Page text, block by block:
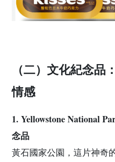
（二）文化紀念品
情感
1. Yellowstone National
念品
黃石國家公園，這片神奇